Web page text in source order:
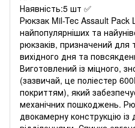
Наявність:5 шт ✅
Рюкзак Mil-Tec Assault Pack
найпопулярніших та
рюкзаків, призначений для
вихідного дня та
Виготовлений із міцного,
(зазвичай, це поліестер
покриттям), який
механічних пошкоджень.
двокамерну конструкцію